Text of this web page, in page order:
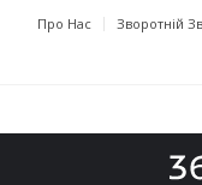
Про Нас Зворотній